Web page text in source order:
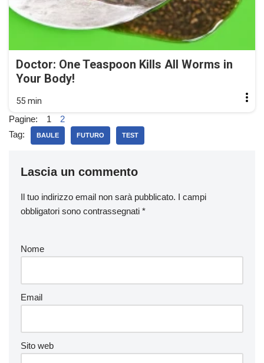
Doctor: One Teaspoon Kills All Worms in
Your Body!
55 min
Pagine: 1
2
Tag:
BAULE FUTURO TEST
Lascia un commento
Il tuo indirizzo email non sarà pubblicato. I campi
obbligatori sono contrassegnati *
Nome
Email
Sito web